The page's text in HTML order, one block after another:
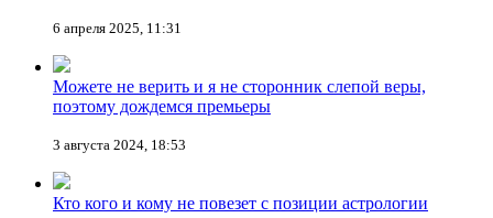
6 апреля 2025, 11:31
Можете не верить и я не сторонник слепой веры,
поэтому дождемся премьеры
3 августа 2024, 18:53
Кто кого и кому не повезет с позиции астрологии